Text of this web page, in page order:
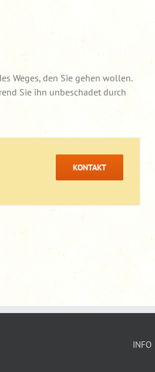
Weges, den Sie gehen wollen.
Sie ihn unbeschadet durch
KONTAKT
INFO